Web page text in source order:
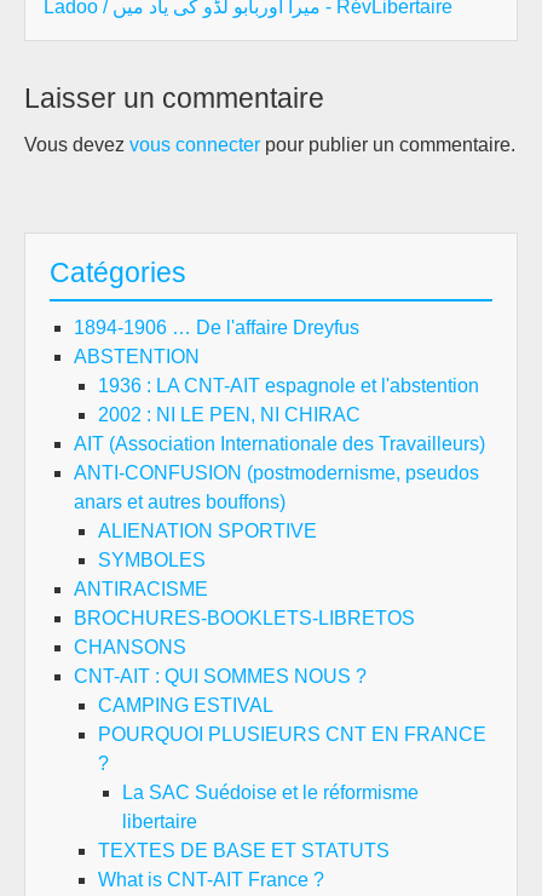
Ladoo / میرا اوربابو لڈو کی یاد میں - RévLibertaire
Laisser un commentaire
Vous devez vous connecter pour publier un commentaire.
Catégories
1894-1906 … De l'affaire Dreyfus
ABSTENTION
1936 : LA CNT-AIT espagnole et l'abstention
2002 : NI LE PEN, NI CHIRAC
AIT (Association Internationale des Travailleurs)
ANTI-CONFUSION (postmodernisme, pseudos
anars et autres bouffons)
ALIENATION SPORTIVE
SYMBOLES
ANTIRACISME
BROCHURES-BOOKLETS-LIBRETOS
CHANSONS
CNT-AIT : QUI SOMMES NOUS ?
CAMPING ESTIVAL
POURQUOI PLUSIEURS CNT EN FRANCE
?
La SAC Suédoise et le réformisme
libertaire
TEXTES DE BASE ET STATUTS
What is CNT-AIT France ?